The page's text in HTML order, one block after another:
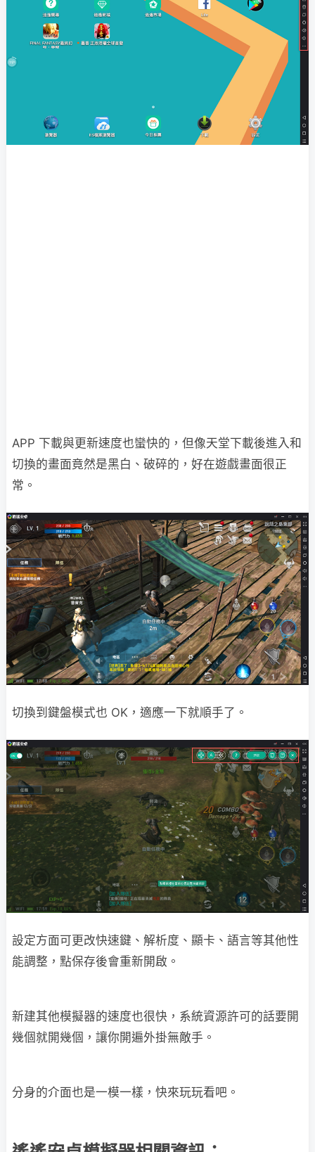
APP 下載與更新速度也蠻快的，但像天堂下載後進入和
切換的畫面竟然是黑白、破碎的，好在遊戲畫面很正
常。
切換到鍵盤模式也 OK，適應一下就順手了。
設定方面可更改快速鍵、解析度、顯卡、語言等其他性
能調整，點保存後會重新開啟。
新建其他模擬器的速度也很快，系統資源許可的話要開
幾個就開幾個，讓你開遍外掛無敵手。
分身的介面也是一模一樣，快來玩玩看吧。